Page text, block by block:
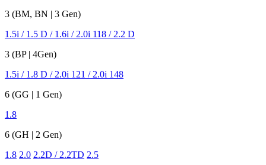
3 (BM, BN | 3 Gen)
1.5i / 1.5 D / 1.6i / 2.0i 118 / 2.2 D
3 (BP | 4Gen)
1.5i / 1.8 D / 2.0i 121 / 2.0i 148
6 (GG | 1 Gen)
1.8
6 (GH | 2 Gen)
1.8 2.0 2.2D / 2.2TD 2.5